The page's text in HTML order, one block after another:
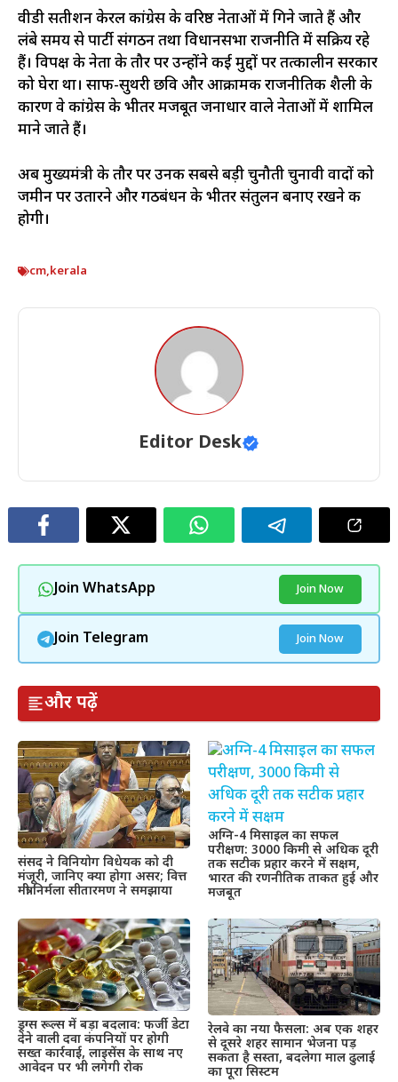
वीडी सतीशन केरल कांग्रेस के वरिष्ठ नेताओं में गिने जाते हैं और
लंबे समय से पार्टी संगठन तथा विधानसभा राजनीति में सक्रिय रहे
हैं। विपक्ष के नेता के तौर पर उन्होंने कई मुद्दों पर तत्कालीन सरकार
को घेरा था। साफ-सुथरी छवि और आक्रामक राजनीतिक शैली के
कारण वे कांग्रेस के भीतर मजबूत जनाधार वाले नेताओं में शामिल
माने जाते हैं।
अब मुख्यमंत्री के तौर पर उनकी सबसे बड़ी चुनौती चुनावी वादों को
जमीन पर उतारने और गठबंधन के भीतर संतुलन बनाए रखने की
होगी।
cm,kerala
Editor Desk
Join WhatsApp Join Now
Join Telegram Join Now
और पढ़ें
संसद ने विनियोग विधेयक को दी
मंजूरी, जानिए क्या होगा असर; वित्त
मंत्री निर्मला सीतारमण ने समझाया
अग्नि-4 मिसाइल का सफल
परीक्षण: 3000 किमी से अधिक दूरी
तक सटीक प्रहार करने में सक्षम,
भारत की रणनीतिक ताकत हुई और
मजबूत
ड्रग्स रूल्स में बड़ा बदलाव: फर्जी डेटा
देने वाली दवा कंपनियों पर होगी
सख्त कार्रवाई, लाइसेंस के साथ नए
आवेदन पर भी लगेगी रोक
रेलवे का नया फैसला: अब एक शहर
से दूसरे शहर सामान भेजना पड़
सकता है सस्ता, बदलेगा माल ढुलाई
का पूरा सिस्टम